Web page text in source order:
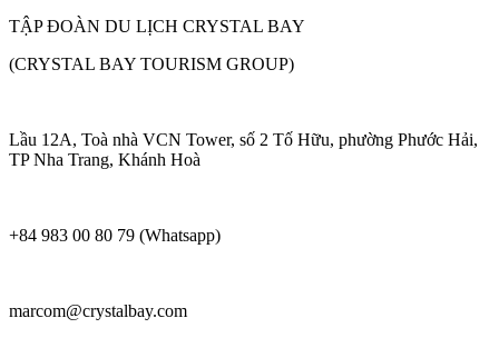
TẬP ĐOÀN DU LỊCH CRYSTAL BAY
(CRYSTAL BAY TOURISM GROUP)
Lầu 12A, Toà nhà VCN Tower, số 2 Tố Hữu, phường Phước Hải,
TP Nha Trang, Khánh Hoà
+84 983 00 80 79 (Whatsapp)
marcom@crystalbay.com